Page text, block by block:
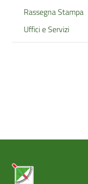
Rassegna Stampa
Uffici e Servizi